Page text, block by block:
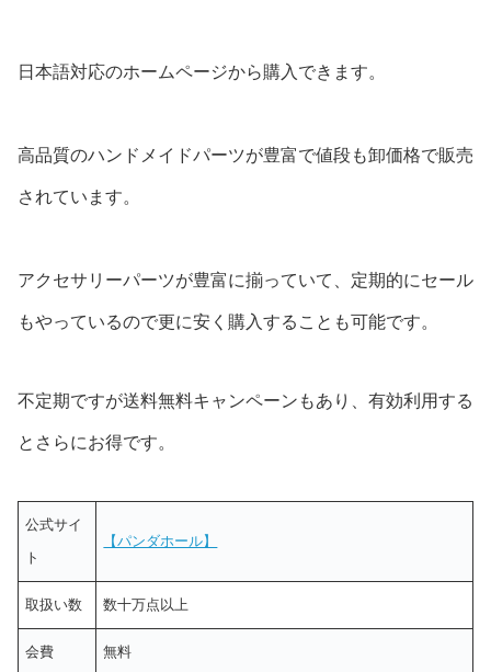
日本語対応のホームページから購入できます。
高品質のハンドメイドパーツが豊富で値段も卸価格で販売
されています。
アクセサリーパーツが豊富に揃っていて、定期的にセール
もやっているので更に安く購入することも可能です。
不定期ですが送料無料キャンペーンもあり、有効利用する
とさらにお得です。
公式サイ
ト
【パンダホール】
取扱い数 数十万点以上
会費 無料